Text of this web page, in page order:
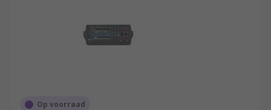
Op voorraad